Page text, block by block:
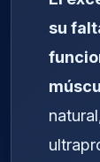
su